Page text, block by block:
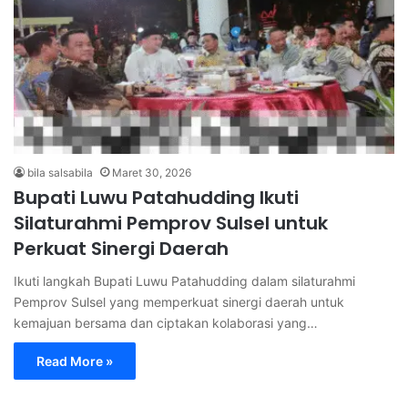
bila salsabila Maret 30, 2026
Bupati Luwu Patahudding Ikuti
Silaturahmi Pemprov Sulsel untuk
Perkuat Sinergi Daerah
Ikuti langkah Bupati Luwu Patahudding dalam silaturahmi
Pemprov Sulsel yang memperkuat sinergi daerah untuk
kemajuan bersama dan ciptakan kolaborasi yang…
Read More »